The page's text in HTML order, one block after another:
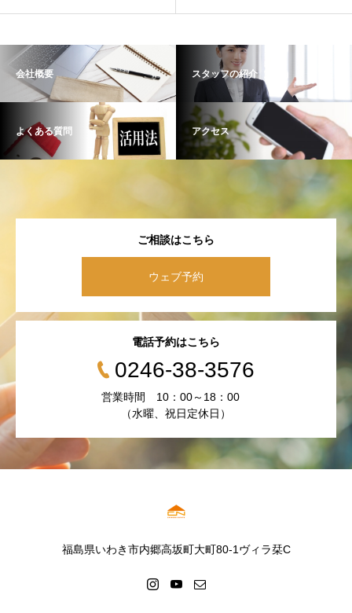
会社概要 スタッフの紹介
よくある質問 アクセス
ご相談はこちら
ウェブ予約
電話予約はこちら
0246-38-3576
営業時間 10：00～18：00
（水曜、祝日定休日）
福島県いわき市内郷高坂町大町80-1ヴィラ栞C